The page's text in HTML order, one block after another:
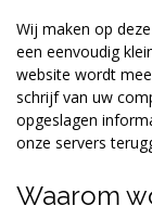
Wij maken op
een eenvoudig
website wordt
schrijf van uw
opgeslagen
onze servers
Waarom